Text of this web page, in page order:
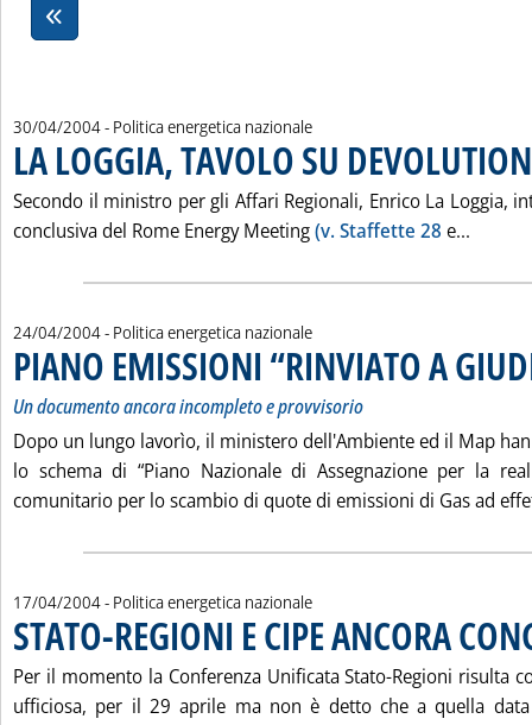
30/04/2004- Politica energetica nazionale
LA LOGGIA, TAVOLO SU
Secondo il ministro per gli Affari Regionali, Enrico La Loggia,
conclusiva del Rome Energy Meeting(v. Staffette 28 e...
24/04/2004- Politica energetica nazionale
PIANO EMISSIONI “RINVIATO A
Un documento ancora incompleto e provvisorio
Dopo un lungo lavorìo, il ministero dell'Ambiente ed il Map
lo schema di “Piano Nazionale di Assegnazione per la
comunitario per lo scambio di quote di emissioni di Gas ad
17/04/2004- Politica energetica nazionale
STATO-REGIONI E CIPE ANCORA
Per il momento la Conferenza Unificata Stato-Regioni risulta
ufficiosa, per il 29 aprile ma non è detto che a quella